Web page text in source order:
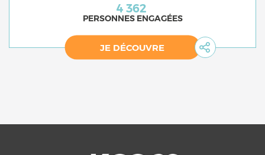
4 362
PERSONNES ENGAGÉES
JE DÉCOUVRE